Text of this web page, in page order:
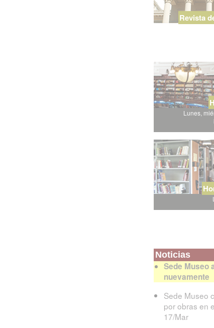
Revista
Lunes,
Noticias
Sede Museo
nuevamente
Sede Museo
por obras en
17/Mar